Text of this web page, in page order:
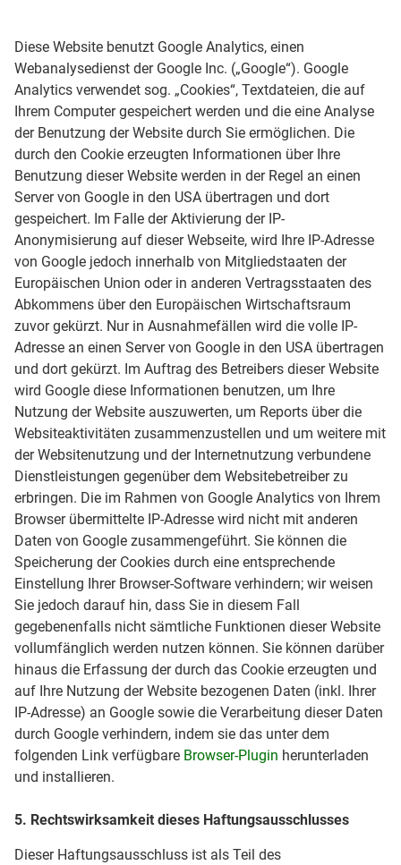
Diese Website benutzt Google Analytics, einen
Webanalysedienst der Google Inc. („Google“). Google
Analytics verwendet sog. „Cookies“, Textdateien, die auf
Ihrem Computer gespeichert werden und die eine Analyse
der Benutzung der Website durch Sie ermöglichen. Die
durch den Cookie erzeugten Informationen über Ihre
Benutzung dieser Website werden in der Regel an einen
Server von Google in den USA übertragen und dort
gespeichert. Im Falle der Aktivierung der IP-
Anonymisierung auf dieser Webseite, wird Ihre IP-Adresse
von Google jedoch innerhalb von Mitgliedstaaten der
Europäischen Union oder in anderen Vertragsstaaten des
Abkommens über den Europäischen Wirtschaftsraum
zuvor gekürzt. Nur in Ausnahmefällen wird die volle IP-
Adresse an einen Server von Google in den USA übertragen
und dort gekürzt. Im Auftrag des Betreibers dieser Website
wird Google diese Informationen benutzen, um Ihre
Nutzung der Website auszuwerten, um Reports über die
Websiteaktivitäten zusammenzustellen und um weitere mit
der Websitenutzung und der Internetnutzung verbundene
Dienstleistungen gegenüber dem Websitebetreiber zu
erbringen. Die im Rahmen von Google Analytics von Ihrem
Browser übermittelte IP-Adresse wird nicht mit anderen
Daten von Google zusammengeführt. Sie können die
Speicherung der Cookies durch eine entsprechende
Einstellung Ihrer Browser-Software verhindern; wir weisen
Sie jedoch darauf hin, dass Sie in diesem Fall
gegebenenfalls nicht sämtliche Funktionen dieser Website
vollumfänglich werden nutzen können. Sie können darüber
hinaus die Erfassung der durch das Cookie erzeugten und
auf Ihre Nutzung der Website bezogenen Daten (inkl. Ihrer
IP-Adresse) an Google sowie die Verarbeitung dieser Daten
durch Google verhindern, indem sie das unter dem
folgenden Link verfügbare Browser-Plugin herunterladen
und installieren.
5. Rechtswirksamkeit dieses Haftungsausschlusses
Dieser Haftungsausschluss ist als Teil des